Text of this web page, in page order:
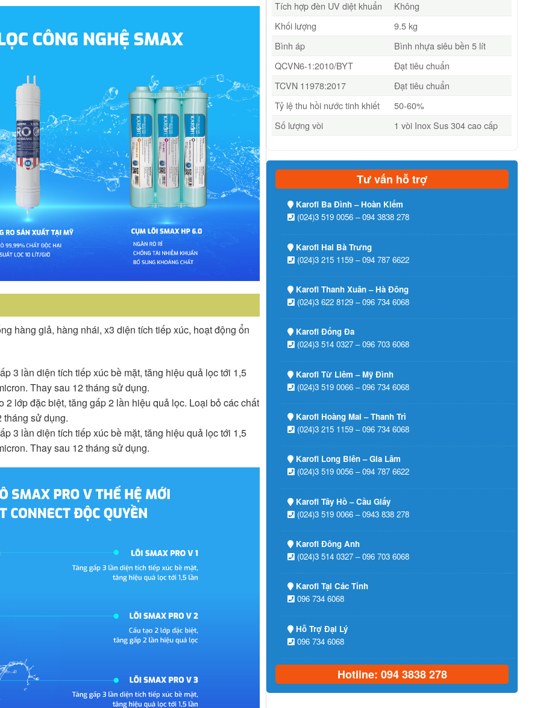
hàng giả, hàng nhái, x3 diện tích tiếp xúc, hoạt động ổn
3 lần diện tích tiếp xúc bề mặt, tăng hiệu quả lọc tới 1,5
Thay sau 12 tháng sử dụng.
2 lớp đặc biệt, tăng gấp 2 lần hiệu quả lọc. Loại bỏ các chất
tháng sử dụng.
3 lần diện tích tiếp xúc bề mặt, tăng hiệu quả lọc tới 1,5
Thay sau 12 tháng sử dụng.
Tích hợp đèn UV diệt khuẩn
Không
Khối lượng
9.5 kg
Bình áp
Bình nhựa siêu bền 5 lít
QCVN6-1:2010/BYT
Đạt tiêu chuẩn
TCVN 11978:2017
Đạt tiêu chuẩn
Tỷ lệ thu hồi nước tinh khiết
50-60%
Số lượng vòi
1 vòi Inox Sus 304 cao cấp
Tư vấn hỗ trợ
Karofi Ba Đình – Hoàn Kiếm
(024)3 519 0056 – 094 3838 278
Karofi Hai Bà Trưng
(024)3 215 1159 – 094 787 6622
Karofi Thanh Xuân – Hà Đông
(024)3 622 8129 – 096 734 6068
Karofi Đống Đa
(024)3 514 0327 – 096 703 6068
Karofi Từ Liêm – Mỹ Đình
(024)3 519 0066 – 096 734 6068
Karofi Hoàng Mai – Thanh Trì
(024)3 215 1159 – 096 734 6068
Karofi Long Biên – Gia Lâm
(024)3 519 0056 – 094 787 6622
Karofi Tây Hồ – Cầu Giấy
(024)3 519 0066 – 0943 838 278
Karofi Đông Anh
(024)3 514 0327 – 096 703 6068
Karofi Tại Các Tỉnh
096 734 6068
Hỗ Trợ Đại Lý
096 734 6068
Hotline: 094 3838 278